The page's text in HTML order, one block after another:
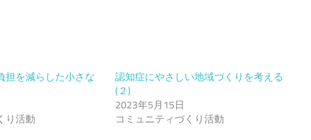
担を減らした小さな
り活動
認知症にやさしい地域づくりを考える
(２)
2023年5月15日
コミュニティづくり活動